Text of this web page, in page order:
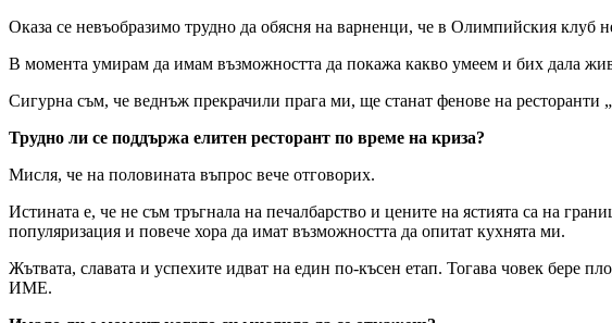
Оказа се невъобразимо трудно да обясня на варненци, че в Олимпийския клуб
В момента умирам да имам възможността да покажа какво умеем и бих дала
Сигурна съм, че веднъж прекрачили прага ми, ще станат фенове на
Трудно ли се поддържа елитен ресторант по време на криза?
Мисля, че на половината въпрос вече отговорих.
Истината е, че не съм тръгнала на печалбарство и цените на ястията са на
популяризация и повече хора да имат възможността да опитат кухнята ми.
Жътвата, славата и успехите идват на един по-късен етап. Тогава човек бере
ИМЕ.